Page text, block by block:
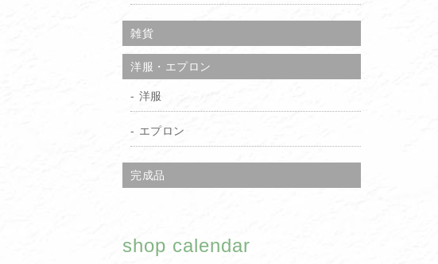
雑貨
洋服・エプロン
洋服
エプロン
完成品
shop calendar